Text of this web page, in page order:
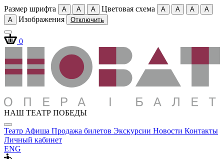
Размер шрифта A A A Цветовая схема A A A
A
A
Изображения Отключить
0
НАШ ТЕАТР ПОБЕДЫ
Театр Афиша Продажа билетов Экскурсии Новости Контакты
Личный кабинет
ENG